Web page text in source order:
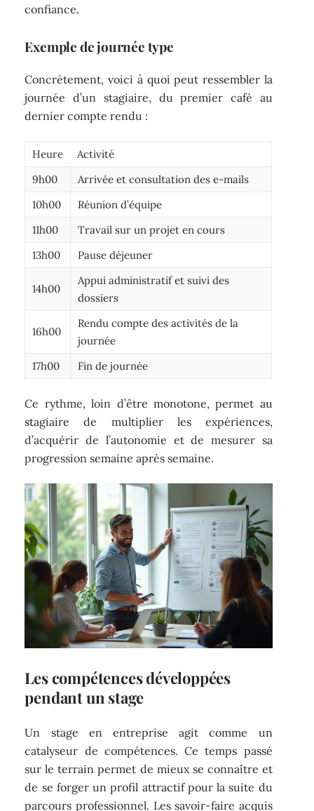
confiance.
Exemple de journée type
Concrètement, voici à quoi peut ressembler la
journée d’un stagiaire, du premier café au
dernier compte rendu :
Heure
Activité
9h00
Arrivée et consultation des e-mails
10h00
Réunion d’équipe
11h00
Travail sur un projet en cours
13h00
Pause déjeuner
14h00
Appui administratif et suivi des
dossiers
16h00
Rendu compte des activités de la
journée
17h00
Fin de journée
Ce rythme, loin d’être monotone, permet au
stagiaire de multiplier les expériences,
d’acquérir de l’autonomie et de mesurer sa
progression semaine après semaine.
Les compétences développées
pendant un stage
Un stage en entreprise agit comme un
catalyseur de compétences. Ce temps passé
sur le terrain permet de mieux se connaître et
de se forger un profil attractif pour la suite du
parcours professionnel. Les savoir-faire acquis